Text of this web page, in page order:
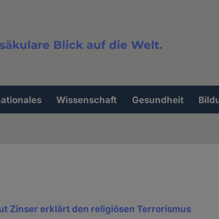
Blick auf die Welt.
Wissenschaft Gesundheit
Zinser erklärt den religiösen Terrorismus